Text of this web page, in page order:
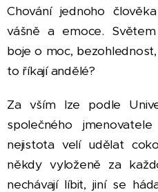
Chování jednoho
vášně a emoce.
boje o moc,
to říkají andělé?
Za vším lze podle
společného
nejistota velí udělat
někdy vyloženě za
nechávají líbit, jiní se